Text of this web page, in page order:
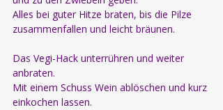
Alles bei guter Hitze braten, bis die Pilze
zusammenfallen und leicht bräunen.
Das Vegi-Hack unterrühren und weiter
anbraten.
Mit einem Schuss Wein ablöschen und kurz
einkochen lassen.